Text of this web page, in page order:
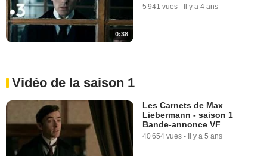
0:38
5 941 vues - Il y a 4 ans
Vidéo de la saison 1
Les Carnets de Max
Liebermann - saison 1
Bande-annonce VF
40 654 vues - Il y a 5 ans